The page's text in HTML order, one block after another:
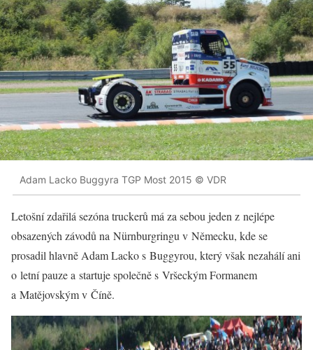
Adam Lacko Buggyra TGP Most 2015 © VDR
Letošní zdařilá sezóna truckerů má za sebou jeden z nejlépe
obsazených závodů na Nürnburgringu v Německu, kde se
prosadil hlavně Adam Lacko s Buggyrou, který však nezahálí ani
o letní pauze a startuje společně s Vršeckým Formanem
a Matějovským v Číně.